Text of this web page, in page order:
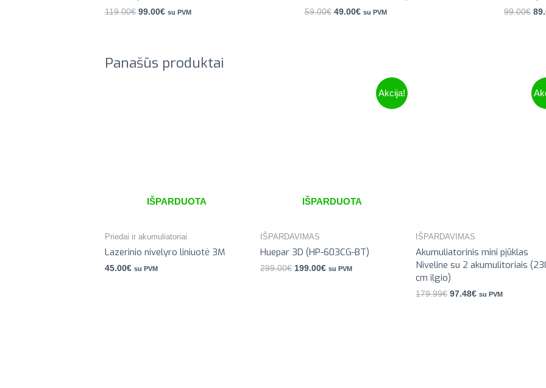
119.00€ 99.00€ su PVM 59.00€ 49.00€ su PVM 99.00€
Panašūs produktai
IŠPARDUOTA
Priedai ir akumuliatoriai
Lazerinio nivelyro liniuotė 3M
45.00€ su PVM
Akcija!
IŠPARDUOTA
IŠPARDAVIMAS
Huepar 3D (HP-603CG-BT)
299.00€ 199.00€ su PVM
IŠPARDAVIMAS
Akumuliatorinis mini pjūklas
Niveline su 2 akumulitoriais
cm ilgio)
179.99€ 97.48€ su PVM